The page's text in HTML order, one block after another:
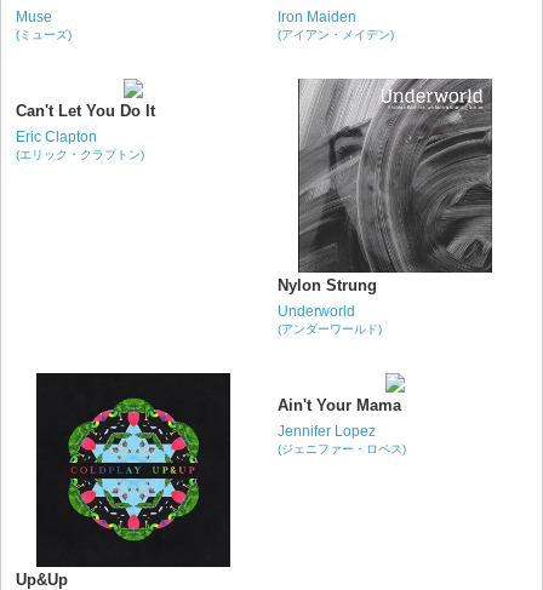
Muse
(ミューズ)
Iron Maiden
(アイアン・メイデン)
Can't Let You Do It
Eric Clapton
(エリック・クラプトン)
Nylon Strung
Underworld
(アンダーワールド)
Up&Up
Ain't Your Mama
Jennifer Lopez
(ジェニファー・ロペス)